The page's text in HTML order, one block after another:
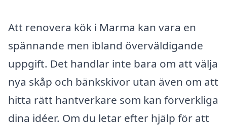
Att renovera kök i Marma kan vara en
spännande men ibland överväldigande
uppgift. Det handlar inte bara om att välja
nya skåp och bänkskivor utan även om att
hitta rätt hantverkare som kan förverkliga
dina idéer. Om du letar efter hjälp för att